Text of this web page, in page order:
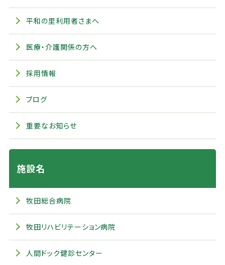
平和の里利用者さまへ
医療・介護関係の方へ
採用情報
ブログ
重要なお知らせ
施設名
牧田総合病院
牧田リハビリテーション病院
人間ドック健診センター